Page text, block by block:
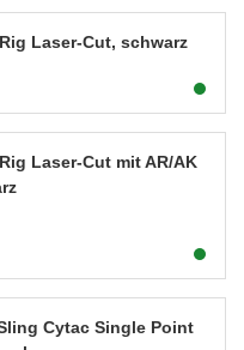
Laser-Cut, schwarz
Laser-Cut mit AR/AK
Cytac Single Point